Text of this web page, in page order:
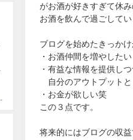
がお酒が好きすぎて休
お酒を飲んで過ごして
ブログを始めたきっか
・お酒仲間を増やしたい
・有益な情報を提供しつ
自分のアウトプットと
・お金が欲しい笑
この３点です。
将来的にはブログの収